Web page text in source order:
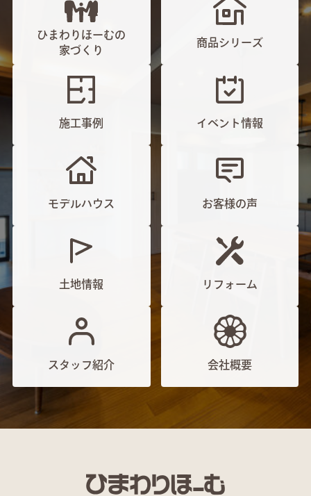
ひまわりほーむの
家づくり
商品シリーズ
施工事例 イベント情報
モデルハウス お客様の声
土地情報 リフォーム
スタッフ紹介 会社概要